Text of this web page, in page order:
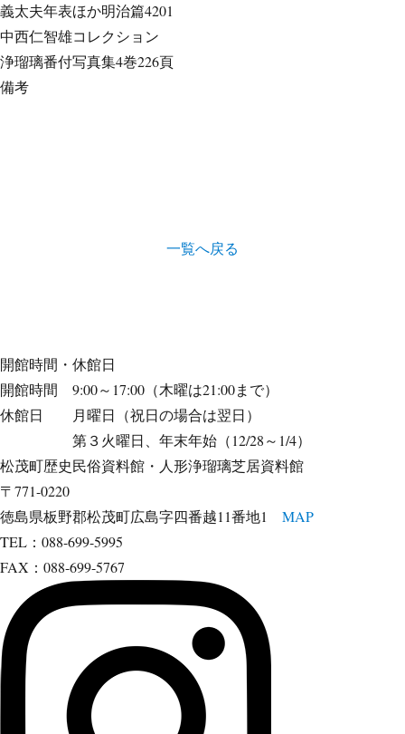
義太夫年表ほか明治篇4201
中西仁智雄コレクション
浄瑠璃番付写真集4巻226頁
備考
一覧へ戻る
開館時間・休館日
開館時間 9:00～17:00（木曜は21:00まで）
休館日 月曜日（祝日の場合は翌日）
第３火曜日、年末年始（12/28～1/4）
松茂町歴史民俗資料館・人形浄瑠璃芝居資料館
〒771-0220
徳島県板野郡松茂町広島字四番越11番地1 MAP
TEL：088-699-5995
FAX：088-699-5767